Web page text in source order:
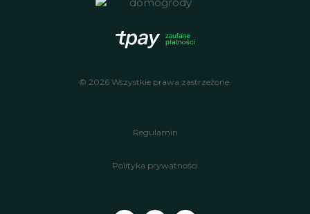
© 2026 Wszystkie prawa zastrzeżone.
Regulamin
Polityka prywatności